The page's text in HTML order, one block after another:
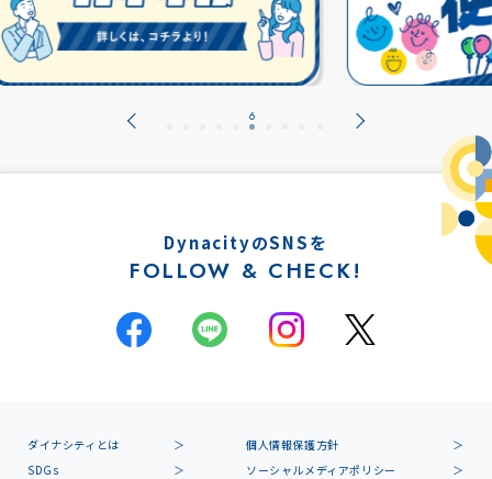
DynacityのSNSを
FOLLOW & CHECK!
ダイナシティとは
個人情報保護方針
SDGs
ソーシャルメディアポリシー